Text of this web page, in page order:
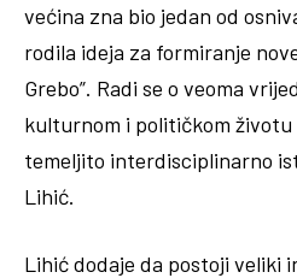
većina zna bio jedan od
rodila ideja za formiranje
Grebo”. Radi se o veoma
kulturnom i političkom životu
temeljito interdisciplinarno
Lihić.
Lihić dodaje da postoji veliki